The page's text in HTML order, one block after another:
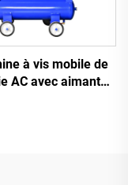
à vis mobile de
AC avec aimant